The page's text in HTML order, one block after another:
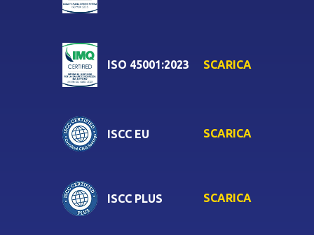
ISO 45001:2023 SCARICA
ISCC EU SCARICA
ISCC PLUS SCARICA